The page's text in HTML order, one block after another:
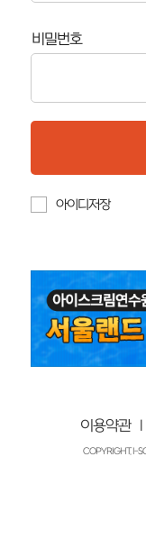
비밀번호
아이디저장
이용약관
COPYRIGHT. I-